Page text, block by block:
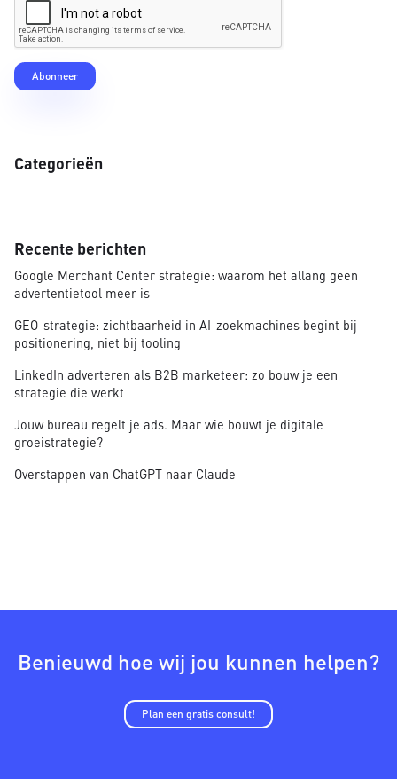
Categorieën
Recente berichten
Google Merchant Center strategie: waarom het allang geen
advertentietool meer is
GEO-strategie: zichtbaarheid in AI-zoekmachines begint bij
positionering, niet bij tooling
LinkedIn adverteren als B2B marketeer: zo bouw je een
strategie die werkt
Jouw bureau regelt je ads. Maar wie bouwt je digitale
groeistrategie?
Overstappen van ChatGPT naar Claude
Benieuwd hoe wij jou kunnen helpen?
Plan een gratis consult!